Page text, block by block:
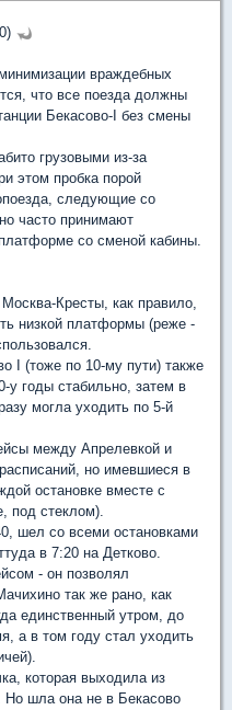
враждебных
что все поезда должны
Бекасово-I без смены
грузовыми из-за
этом пробка порой
следующие со
часто принимают
со сменой кабины.
Кресты, как правило,
низкой платформы (реже -
I (тоже по 10-му пути) также
у годы стабильно, затем в
могла уходить по 5-й
между Апрелевкой и
но имевшиеся в
остановке вместе с
под стеклом).
шел со всеми остановками
в 7:20 на Детково.
- он позволял
так же рано, как
единственный утром, до
а в том году стал уходить
которая выходила из
Но шла она не в Бекасово